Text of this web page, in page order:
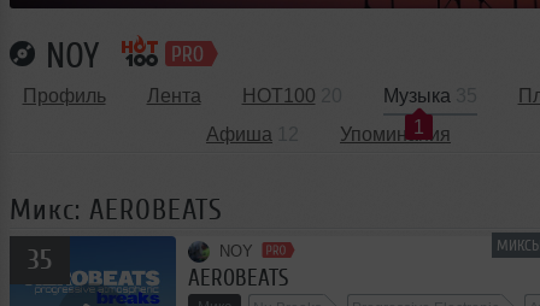
NOY
Профиль Лента HOT100
Музыка
1
Афиша
Упоминания
Микс: AEROBEATS
35 NOY
AEROBEATS